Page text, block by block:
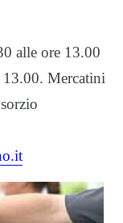
alle ore 13.00
Mercatini